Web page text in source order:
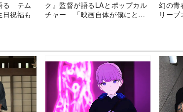
る テム
祝福も
ク』監督が語るLAとポップカル
チャー 「映画自体が僕にとっ
幻の青
リー